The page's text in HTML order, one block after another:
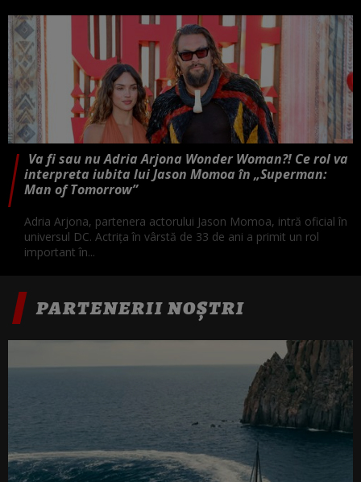
Va fi sau nu Adria Arjona Wonder Woman?! Ce rol va
interpreta iubita lui Jason Momoa în „Superman:
Man of Tomorrow”
Adria Arjona, partenera actorului Jason Momoa, intră oficial în
universul DC. Actrița în vârstă de 33 de ani a primit un rol
important în...
PARTENERII NOȘTRI